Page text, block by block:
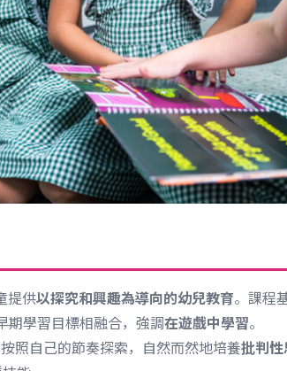
提供以探究和興趣為導向的幼兒教育。課程
期學習目標相融合，強調在遊戲中學習。
照自己的節奏探索，自然而然地培養批判